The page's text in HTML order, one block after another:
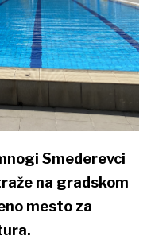
Smederevci
na gradskom
mesto za